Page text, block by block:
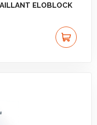
ELOBLOCK